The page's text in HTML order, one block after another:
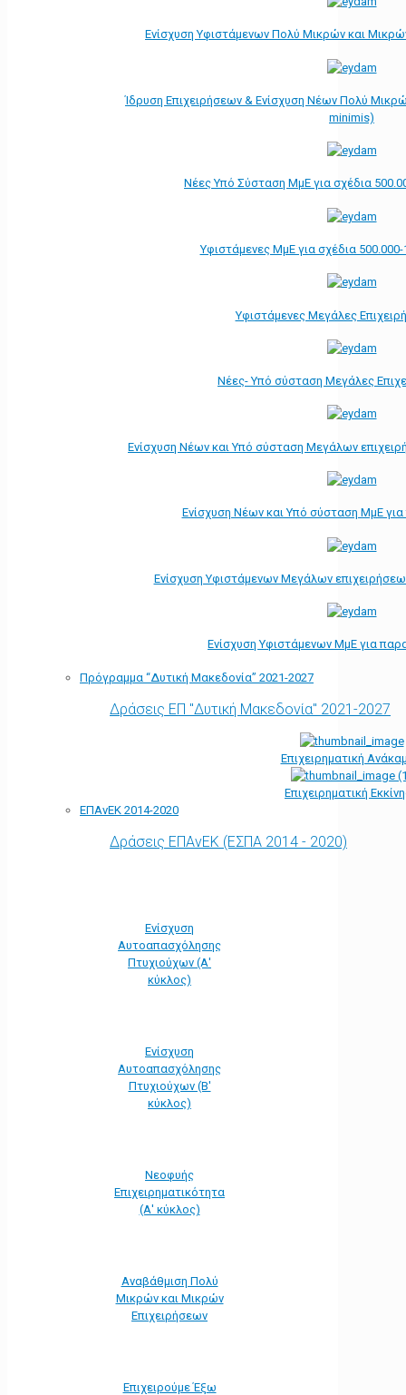
Ενίσχυση Υφιστάμενων Πολύ Μικρών και
Ίδρυση Επιχειρήσεων & Ενίσχυση Νέων Πολύ
minimis)
Νέες Υπό Σύσταση ΜμΕ για σχέδια
Υφιστάμενες ΜμΕ για σχέδια
Υφιστάμενες Μεγάλες
Νέες- Υπό σύσταση Μεγάλες
Ενίσχυση Νέων και Υπό σύσταση Μεγάλων
Ενίσχυση Νέων και Υπό σύσταση ΜμΕ
Ενίσχυση Υφιστάμενων Μεγάλων
Ενίσχυση Υφιστάμενων ΜμΕ για
Πρόγραμμα “Δυτική Μακεδονία” 2021-2027
Δράσεις ΕΠ "Δυτική Μακεδονία" 2021-2027
Επιχειρηματική
Επιχειρηματική
ΕΠΑνΕΚ 2014-2020
Δράσεις ΕΠΑνΕΚ (ΕΣΠΑ 2014 - 2020)
Ενίσχυση
Αυτοαπασχόλησης
Πτυχιούχων (Α'
κύκλος)
Ενίσχυση
Αυτοαπασχόλησης
Πτυχιούχων (Β'
κύκλος)
Νεοφυής
Επιχειρηματικότητα
(Α' κύκλος)
Αναβάθμιση Πολύ
Μικρών και Μικρών
Επιχειρήσεων
Επιχειρούμε Έξω